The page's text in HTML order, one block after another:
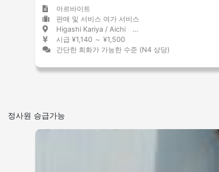
아르바이트
판매 및 서비스 여가 서비스
Higashi Kariya / Aichi 東刈谷 / 愛知県
시급 ¥1,140 ～ ¥1,500
간단한 회화가 가능한 수준 (N4 상당)
정사원 승급가능